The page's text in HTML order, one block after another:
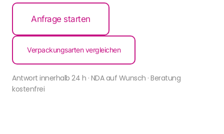
Anfrage starten
Verpackungsarten vergleichen
Antwort innerhalb 24 h · NDA auf Wunsch · Beratung
kostenfrei